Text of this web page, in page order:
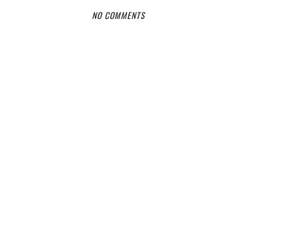
NO COMMENTS